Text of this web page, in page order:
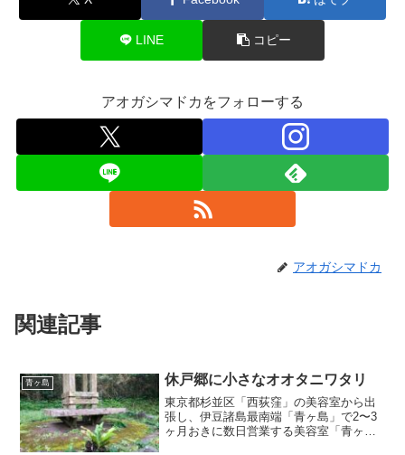
LINE コピー
アオガシマドカをフォローする
アオガシマドカ
関連記事
青ヶ島 休戸郷に小さなオオタニワタリ
東京都杉並区「西荻窪」の美容室から出
張し、伊豆諸島最南端「青ヶ島」で2〜3
ヶ月おきに数日営業する美容室「青ヶ島